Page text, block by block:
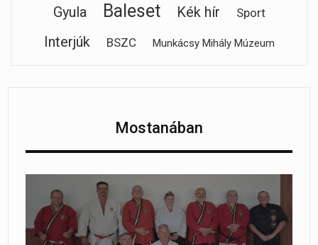
Gyula
Baleset Kék hír Sport
Interjúk BSZC Munkácsy Mihály Múzeum
Mostanában